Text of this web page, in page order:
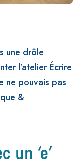
une drôle
l’atelier Écrire
ne pouvais pas
&
un ‘e’